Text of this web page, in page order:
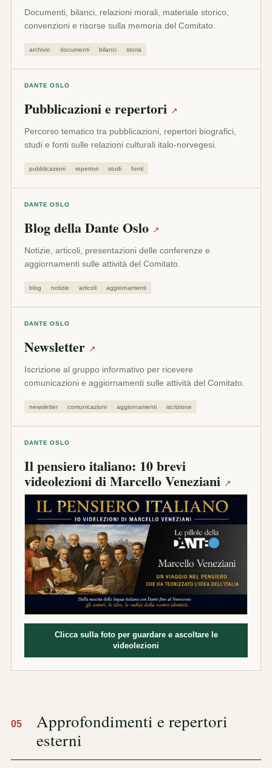
Documenti, bilanci, relazioni morali, materiale storico,
convenzioni e risorse sulla memoria del Comitato.
archivio documenti bilanci storia
DANTE OSLO
Pubblicazioni e repertori ↗
Percorso tematico tra pubblicazioni, repertori biografici,
studi e fonti sulle relazioni culturali italo-norvegesi.
pubblicazioni repertori studi fonti
DANTE OSLO
Blog della Dante Oslo ↗
Notizie, articoli, presentazioni delle conferenze e
aggiornamenti sulle attività del Comitato.
blog notizie articoli aggiornamenti
DANTE OSLO
Newsletter ↗
Iscrizione al gruppo informativo per ricevere
comunicazioni e aggiornamenti sulle attività del Comitato.
newsletter comunicazioni aggiornamenti iscrizione
DANTE OSLO
Il pensiero italiano: 10 brevi
videolezioni di Marcello Veneziani ↗
Clicca sulla foto per guardare e ascoltare le
videolezioni
05
Approfondimenti e repertori
esterni